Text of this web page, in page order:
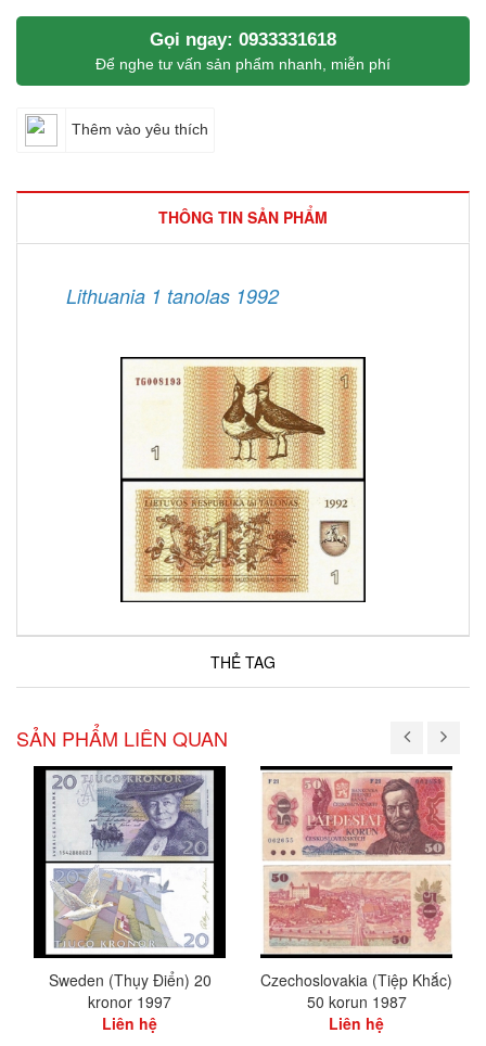
Gọi ngay: 0933331618
Để nghe tư vấn sản phẩm nhanh, miễn phí
Thêm vào yêu thích
THÔNG TIN SẢN PHẨM
Lithuania 1 tanolas 1992
THẺ TAG
SẢN PHẨM LIÊN QUAN
Sweden (Thụy Điển) 20
kronor 1997
Liên hệ
Czechoslovakia (Tiệp Khắc)
50 korun 1987
Liên hệ